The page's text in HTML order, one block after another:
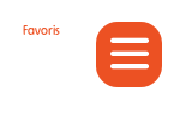
Favoris